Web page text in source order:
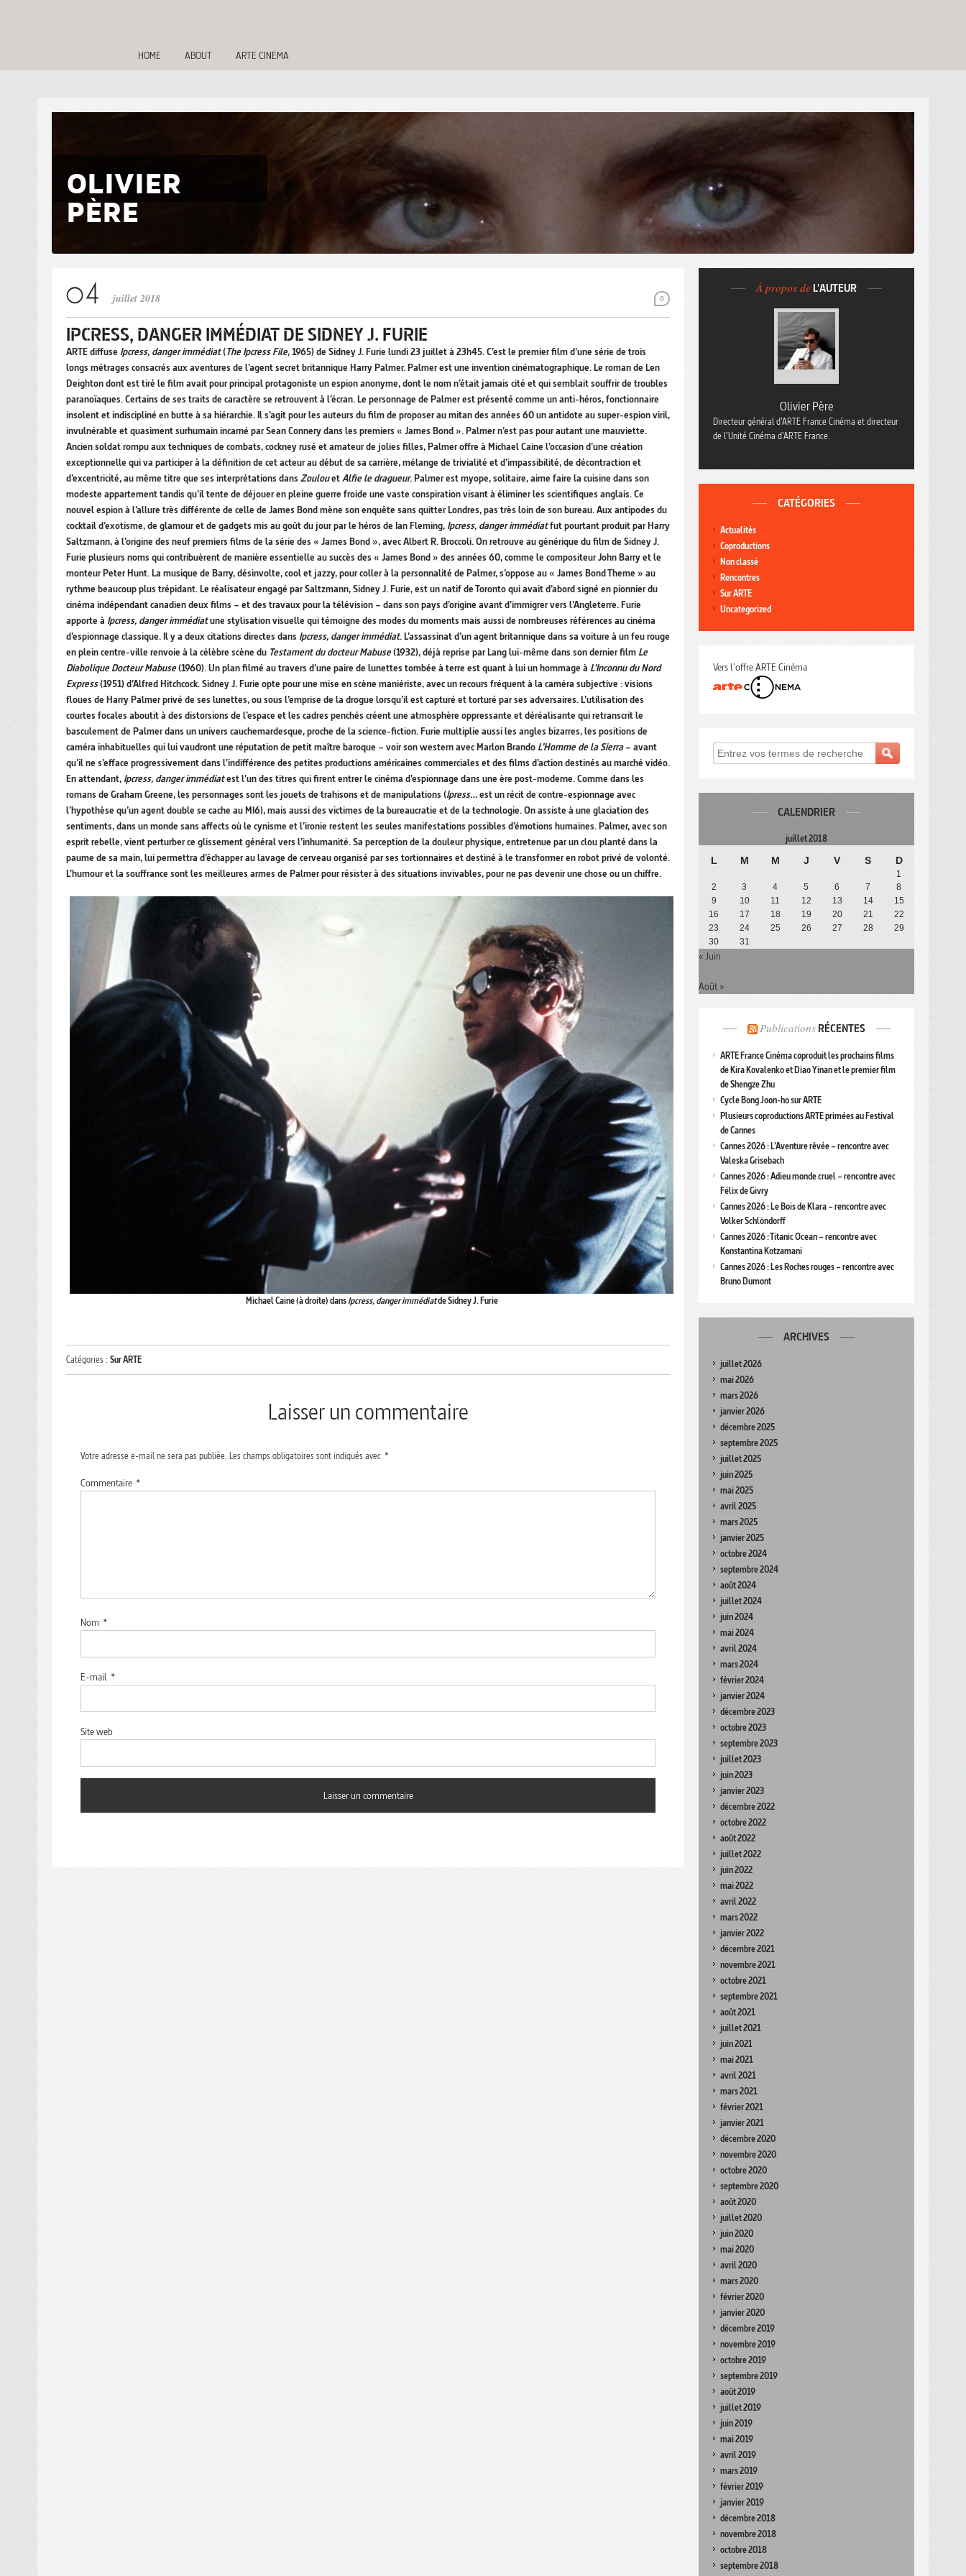
HOME ABOUT ARTE CINEMA
OLIVIER
PÈRE
0
juillet 2018
IPCRESS, DANGER IMMÉDIAT DE SIDNEY J. FURIE
ARTE diffuse Ipcress, danger immédiat(The Ipcress File, 1965) de Sidney J. Furie lundi 23 juillet à 23h45. C’est le premier film d’une série de trois
longs métrages consacrés aux aventures de l’agent secret britannique Harry Palmer. Palmer est une invention cinématographique. Le roman de Len
Deighton dont est tiré le film avait pour principal protagoniste un espion anonyme, dont le nom n’était jamais cité et qui semblait souffrir de troubles
paranoïaques. Certains de ses traits de caractère se retrouvent à l’écran. Le personnage de Palmer est présenté comme un anti-héros, fonctionnaire
insolent et indiscipliné en butte à sa hiérarchie. Il s’agit pour les auteurs du film de proposer au mitan des années 60 un antidote au super-espion viril,
invulnérable et quasiment surhumain incarné par Sean Connery dans les premiers « James Bond ». Palmer n’est pas pour autant une mauviette.
Ancien soldat rompu aux techniques de combats, cockney rusé et amateur de jolies filles, Palmer offre à Michael Caine l’occasion d’une création
exceptionnelle qui va participer à la définition de cet acteur au début de sa carrière, mélange de trivialité et d’impassibilité, de décontraction et
d’excentricité, au même titre que ses interprétations dans ZoulouetAlfie le dragueur. Palmer est myope, solitaire, aime faire la cuisine dans son
modeste appartement tandis qu’il tente de déjouer en pleine guerre froide une vaste conspiration visant à éliminer les scientifiques anglais. Ce
nouvel espion à l’allure très différente de celle de James Bond mène son enquête sans quitter Londres, pas très loin de son bureau. Aux antipodes du
cocktail d’exotisme, de glamour et de gadgets mis au goût du jour par le héros de Ian Fleming, Ipcress, danger immédiatfut pourtant produit par Harry
Saltzmann, à l’origine des neuf premiers films de la série des « James Bond », avec Albert R. Broccoli. On retrouve au générique du film de Sidney J.
Furie plusieurs noms qui contribuèrent de manière essentielle au succès des « James Bond » des années 60, comme le compositeur John Barry et le
monteur Peter Hunt. La musique de Barry, désinvolte, cool et jazzy, pour coller à la personnalité de Palmer, s’oppose au « James Bond Theme » au
rythme beaucoup plus trépidant. Le réalisateur engagé par Saltzmann, Sidney J. Furie, est un natif de Toronto qui avait d’abord signé en pionnier du
cinéma indépendant canadien deux films – et des travaux pour la télévision – dans son pays d’origine avant d’immigrer vers l’Angleterre. Furie
apporte à Ipcress, danger immédiatune stylisation visuelle qui témoigne des modes du moments mais aussi de nombreuses références au cinéma
d’espionnage classique. Il y a deux citations directes dans Ipcress, danger immédiat. L’assassinat d’un agent britannique dans sa voiture à un feu rouge
en plein centre-ville renvoie à la célèbre scène du Testament du docteur Mabuse(1932), déjà reprise par Lang lui-même dans son dernier film Le
Diabolique Docteur Mabuse(1960). Un plan filmé au travers d’une paire de lunettes tombée à terre est quant à lui un hommage à L’Inconnu du Nord
Express(1951) d’Alfred Hitchcock. Sidney J. Furie opte pour une mise en scène maniériste, avec un recours fréquent à la caméra subjective : visions
floues de Harry Palmer privé de ses lunettes, ou sous l’emprise de la drogue lorsqu’il est capturé et torturé par ses adversaires. L’utilisation des
courtes focales aboutit à des distorsions de l’espace et les cadres penchés créent une atmosphère oppressante et déréalisante qui retranscrit le
basculement de Palmer dans un univers cauchemardesque, proche de la science-fiction. Furie multiplie aussi les angles bizarres, les positions de
caméra inhabituelles qui lui vaudront une réputation de petit maître baroque – voir son western avec Marlon Brando L’Homme de la Sierra– avant
qu’il ne s’efface progressivement dans l’indifférence des petites productions américaines commerciales et des films d’action destinés au marché vidéo.
En attendant, Ipcress, danger immédiatest l’un des titres qui firent entrer le cinéma d’espionnage dans une ère post-moderne. Comme dans les
romans de Graham Greene, les personnages sont les jouets de trahisons et de manipulations (Ipress…est un récit de contre-espionnage avec
l’hypothèse qu’un agent double se cache au MI6), mais aussi des victimes de la bureaucratie et de la technologie. On assiste à une glaciation des
sentiments, dans un monde sans affects où le cynisme et l’ironie restent les seules manifestations possibles d’émotions humaines. Palmer, avec son
esprit rebelle, vient perturber ce glissement général vers l’inhumanité. Sa perception de la douleur physique, entretenue par un clou planté dans la
paume de sa main, lui permettra d’échapper au lavage de cerveau organisé par ses tortionnaires et destiné à le transformer en robot privé de volonté.
L’humour et la souffrance sont les meilleures armes de Palmer pour résister à des situations invivables, pour ne pas devenir une chose ou un chiffre.
Michael Caine (à droite) dansIpcress, danger immédiatde Sidney J. Furie
Catégories : Sur ARTE
Laisser un commentaire
Votre adresse e-mail ne sera pas publiée. Les champs obligatoires sont indiqués avec *
Commentaire *
Nom *
E-mail *
Site web
À propos de L'AUTEUR
Olivier Père
Directeur général d’ARTE France Cinéma et directeur
de l’Unité Cinéma d’ARTE France.
CATÉGORIES
Actualités
Coproductions
Non classé
Rencontres
Sur ARTE
Uncategorized
Vers l'offre ARTE Cinéma
CALENDRIER
juillet 2018
L M M J V S D
1
2
3 4 5 6 7
8
9
10 11 12 13 14
15
16
17 18 19 20 21
22
23
24 25 26 27 28
29
30
31
« Juin
Août »
Publications RÉCENTES
ARTE France Cinéma coproduit les prochains films
de Kira Kovalenko et Diao Yinan et le premier film
de Shengze Zhu
Cycle Bong Joon-ho sur ARTE
Plusieurs coproductions ARTE primées au Festival
de Cannes
Cannes 2026 : L’Aventure rêvée – rencontre avec
Valeska Grisebach
Cannes 2026 : Adieu monde cruel – rencontre avec
Félix de Givry
Cannes 2026 : Le Bois de Klara – rencontre avec
Volker Schlöndorff
Cannes 2026 : Titanic Ocean – rencontre avec
Konstantina Kotzamani
Cannes 2026 : Les Roches rouges – rencontre avec
Bruno Dumont
ARCHIVES
juillet 2026
mai 2026
mars 2026
janvier 2026
décembre 2025
septembre 2025
juillet 2025
juin 2025
mai 2025
avril 2025
mars 2025
janvier 2025
octobre 2024
septembre 2024
août 2024
juillet 2024
juin 2024
mai 2024
avril 2024
mars 2024
février 2024
janvier 2024
décembre 2023
octobre 2023
septembre 2023
juillet 2023
juin 2023
janvier 2023
décembre 2022
octobre 2022
août 2022
juillet 2022
juin 2022
mai 2022
avril 2022
mars 2022
janvier 2022
décembre 2021
novembre 2021
octobre 2021
septembre 2021
août 2021
juillet 2021
juin 2021
mai 2021
avril 2021
mars 2021
février 2021
janvier 2021
décembre 2020
novembre 2020
octobre 2020
septembre 2020
août 2020
juillet 2020
juin 2020
mai 2020
avril 2020
mars 2020
février 2020
janvier 2020
décembre 2019
novembre 2019
octobre 2019
septembre 2019
août 2019
juillet 2019
juin 2019
mai 2019
avril 2019
mars 2019
février 2019
janvier 2019
décembre 2018
novembre 2018
octobre 2018
septembre 2018